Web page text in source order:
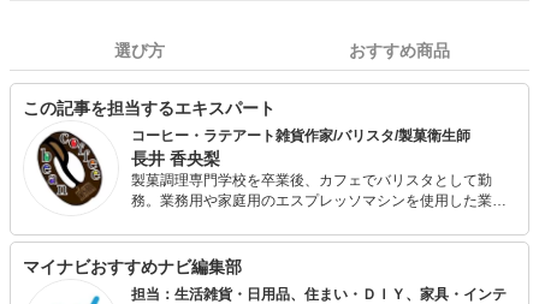
選び方 おすすめ商品
この記事を担当するエキスパート
コーヒー・ラテアート雑貨作家/バリスタ/製菓衛生師
長井 香央梨
製菓調理専門学校を卒業後、カフェでバリスタとして勤
務。業務用や家庭用のエスプレッソマシンを使用した業務
やラテアートについて学ぶうち、ラテアートが人に笑顔を
もたらすことに気づき、コーヒー・ラテアート雑貨作家
【Prism coffee bean】として独立。現在はオリジナルデザ
マイナビおすすめナビ編集部
担当：生活雑貨・日用品、住まい・ＤＩＹ、家具・インテ